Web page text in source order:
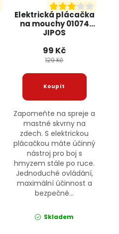
Elektrická plácačka
na mouchy 01074
JIPOS
99 Kč
129 Kč
Zapomeňte na spreje a
mastné skvrny na
zdech. S elektrickou
plácačkou máte účinný
nástroj pro boj s
hmyzem stále po ruce.
Jednoduché ovládání,
maximální účinnost a
bezpečné...
Skladem